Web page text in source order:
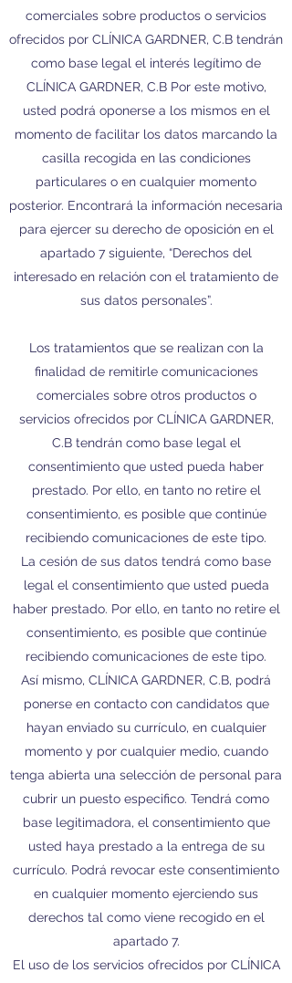
comerciales sobre productos o servicios
ofrecidos por CLÍNICA GARDNER, C.B tendrán
como base legal el interés legítimo de
CLÍNICA GARDNER, C.B Por este motivo,
usted podrá oponerse a los mismos en el
momento de facilitar los datos marcando la
casilla recogida en las condiciones
particulares o en cualquier momento
posterior. Encontrará la información necesaria
para ejercer su derecho de oposición en el
apartado 7 siguiente, “Derechos del
interesado en relación con el tratamiento de
sus datos personales”.
Los tratamientos que se realizan con la
finalidad de remitirle comunicaciones
comerciales sobre otros productos o
servicios ofrecidos por CLÍNICA GARDNER,
C.B tendrán como base legal el
consentimiento que usted pueda haber
prestado. Por ello, en tanto no retire el
consentimiento, es posible que continúe
recibiendo comunicaciones de este tipo.
La cesión de sus datos tendrá como base
legal el consentimiento que usted pueda
haber prestado. Por ello, en tanto no retire el
consentimiento, es posible que continúe
recibiendo comunicaciones de este tipo.
Así mismo, CLÍNICA GARDNER, C.B, podrá
ponerse en contacto con candidatos que
hayan enviado su currículo, en cualquier
momento y por cualquier medio, cuando
tenga abierta una selección de personal para
cubrir un puesto especifico. Tendrá como
base legitimadora, el consentimiento que
usted haya prestado a la entrega de su
currículo. Podrá revocar este consentimiento
en cualquier momento ejerciendo sus
derechos tal como viene recogido en el
apartado 7.
El uso de los servicios ofrecidos por CLÍNICA